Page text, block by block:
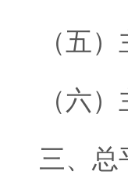
（五
（六
三、总